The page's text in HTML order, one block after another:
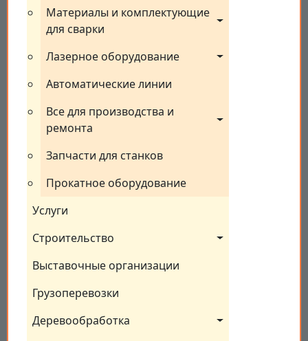
Материалы и комплектующие
для сварки
Лазерное оборудование
Автоматические линии
Все для производства и
ремонта
Запчасти для станков
Прокатное оборудование
Услуги
Строительство
Выставочные организации
Грузоперевозки
Деревообработка